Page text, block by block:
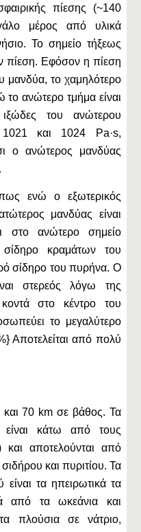
πίεσης (~140
μέρος από υλικά
Το σημείο τήξεως
πίεση. Εφόσον η πίεση
μανδύα, το χαμηλότερο
το ανώτερο τμήμα είναι
του ανώτερου
1021 και 1024 Pa·s,
ο ανώτερος μανδύας
ενώ ο εξωτερικός
μανδύας είναι
στο ανώτερο σημείο
κραμάτων του
σίδηρο του πυρήνα. Ο
στερεός λόγω της
κοντά στο κέντρο του
το μεγαλύτερο
Αποτελείται από πολύ
και 70 km σε βάθος. Τα
είναι κάτω από τους
και αποτελούνται από
και πυριτίου. Τα
τα ηπειρωτικά τα
από τα ωκεάνια και
πλούσια σε νάτριο,